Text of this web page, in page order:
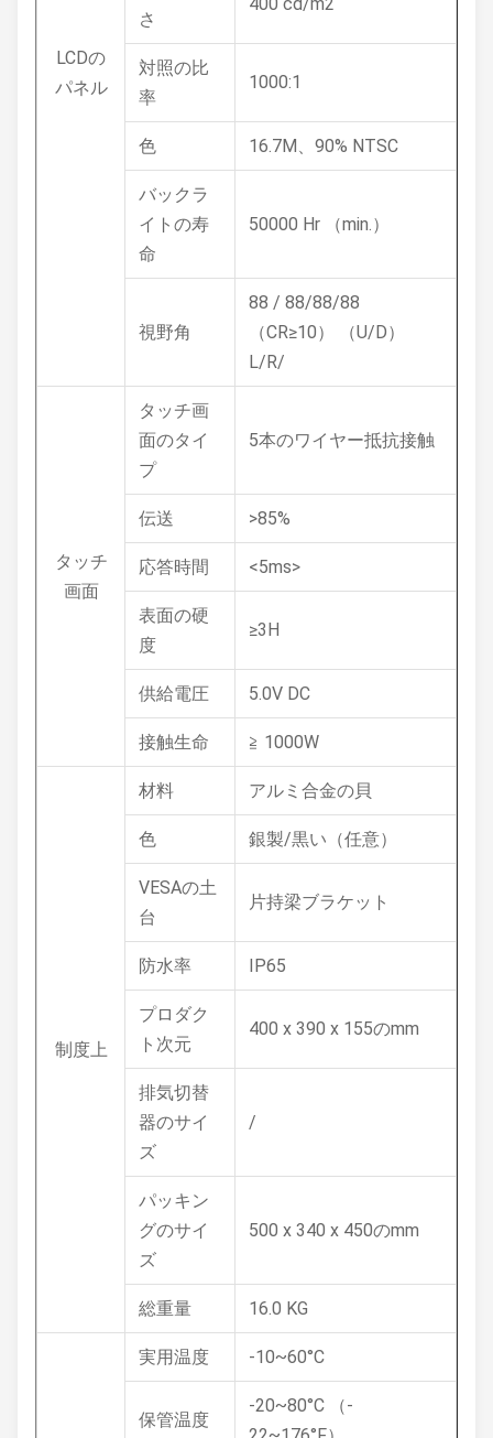
LCDの
パネル
さ
対照の比
率
1000:1
色 16.7M、90% NTSC
バックラ
イトの寿
命
50000 Hr （min.）
視野角
88 / 88/88/88
（CR≥10） （U/D）
L/R/
タッチ
画面
タッチ画
面のタイ
プ
5本のワイヤー抵抗接触
伝送 >85%
応答時間 <5ms>
表面の硬
度
≥3H
供給電圧 5.0V DC
接触生命 ≧ 1000W
制度上
材料 アルミ合金の貝
色 銀製/黒い（任意）
VESAの土
台
片持梁ブラケット
防水率 IP65
プロダク
ト次元
400 x 390 x 155のmm
排気切替
器のサイ
ズ
/
パッキン
グのサイ
ズ
500 x 340 x 450のmm
総重量 16.0 KG
実用温度 -10~60°C
保管温度
-20~80°C （-